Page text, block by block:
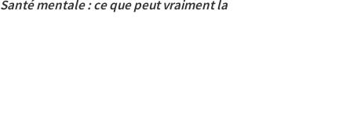
Santé mentale : ce que peut vraiment la